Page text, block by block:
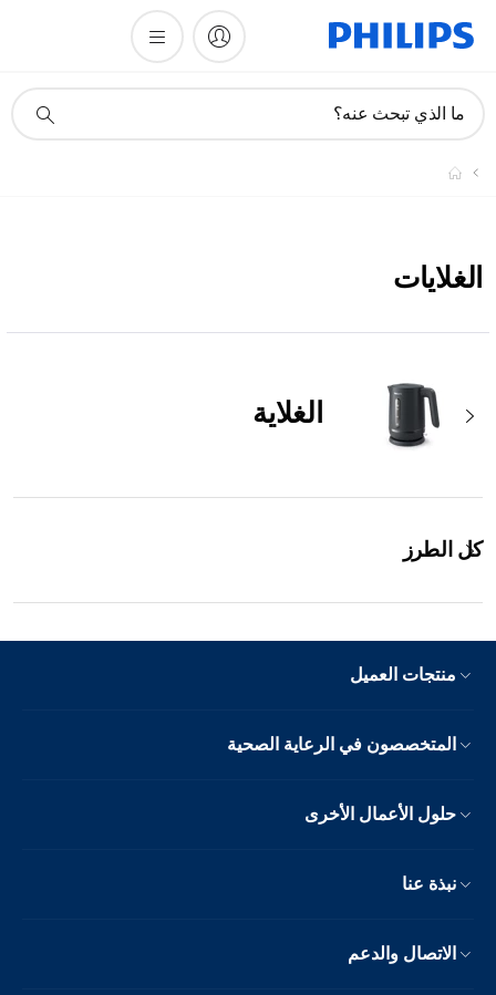
دعم
ما الذي تبحث عنه؟
الغلايات
الغلاية
كل الطرز
منتجات العميل
المتخصصون في الرعاية الصحية
حلول الأعمال الأخرى
نبذة عنا
الاتصال والدعم